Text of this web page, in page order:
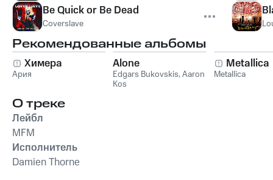
Be Quick or Be Dead
Coverslave
Рекомендованные альбомы
Химера
Ария
Alone
Edgars Bukovskis,Aaron
Kos
Metallica
Metallica
О треке
Лейбл
MFM
Исполнитель
Damien Thorne